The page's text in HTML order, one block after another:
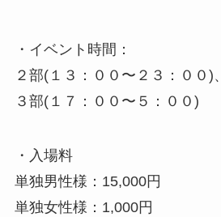
・イベント時間：
２部(１３：００〜２３：００)、
３部(１７：００〜５：００)
・入場料
単独男性様：15,000円
単独女性様：1,000円